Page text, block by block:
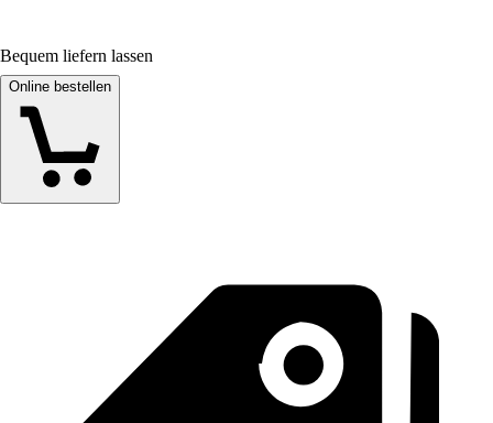
Bequem liefern lassen
Online bestellen